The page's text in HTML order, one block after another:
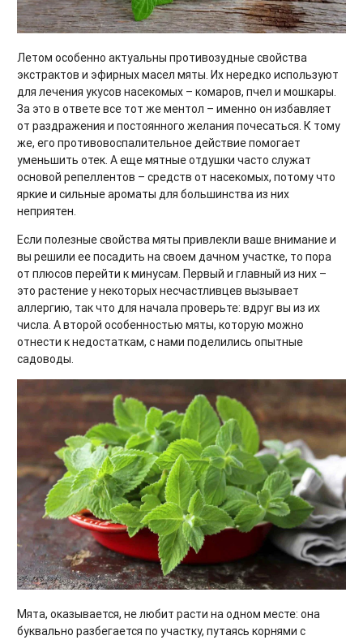
Летом особенно актуальны противозудные свойства
экстрактов и эфирных масел мяты. Их нередко используют
для лечения укусов насекомых – комаров, пчел и мошкары.
За это в ответе все тот же ментол – именно он избавляет
от раздражения и постоянного желания почесаться. К тому
же, его противовоспалительное действие помогает
уменьшить отек. А еще мятные отдушки часто служат
основой репеллентов – средств от насекомых, потому что
яркие и сильные ароматы для большинства из них
неприятен.
Если полезные свойства мяты привлекли ваше внимание и
вы решили ее посадить на своем дачном участке, то пора
от плюсов перейти к минусам. Первый и главный из них –
это растение у некоторых несчастливцев вызывает
аллергию, так что для начала проверьте: вдруг вы из их
числа. А второй особенностью мяты, которую можно
отнести к недостаткам, с нами поделились опытные
садоводы.
Мята, оказывается, не любит расти на одном месте: она
буквально разбегается по участку, путаясь корнями с